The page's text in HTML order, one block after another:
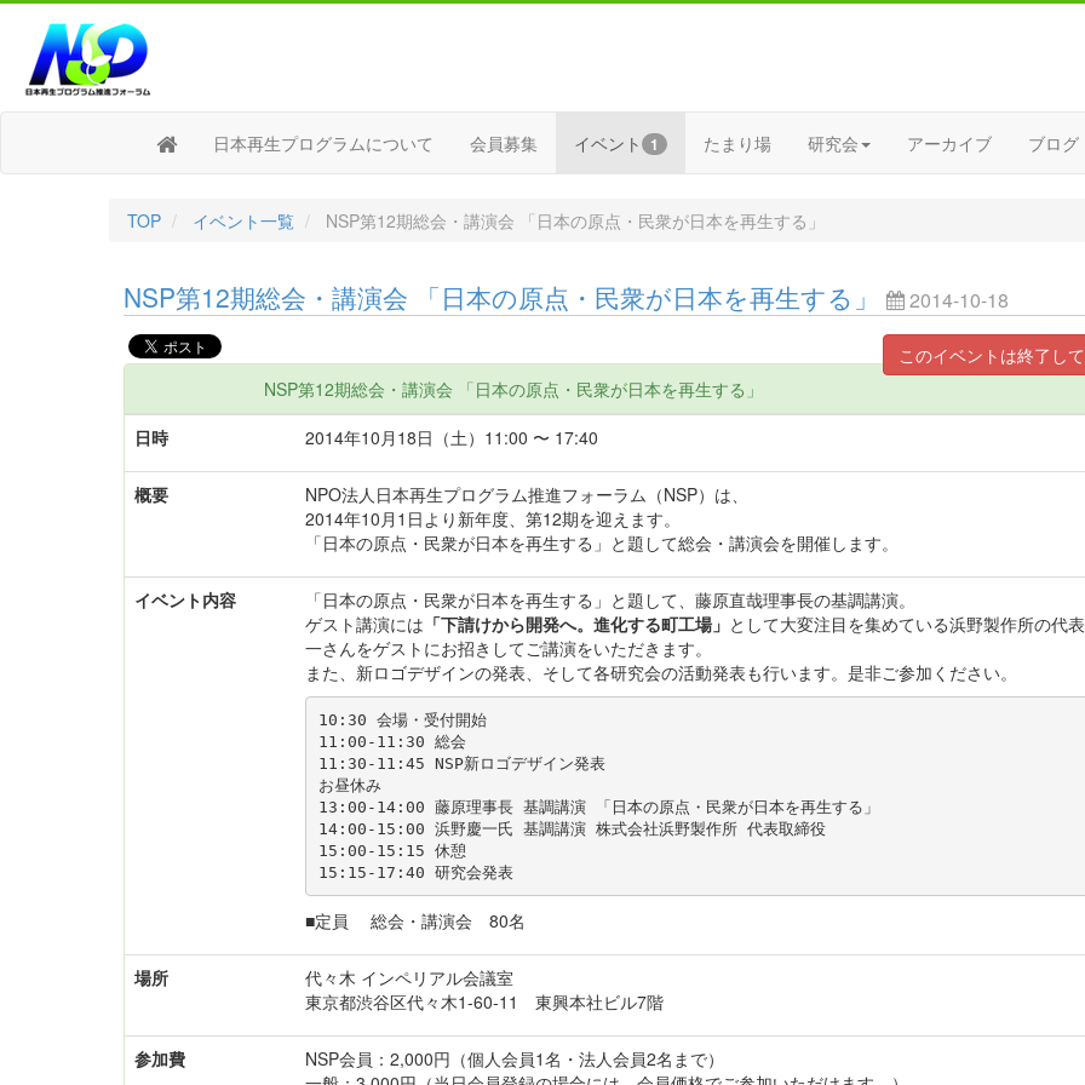
日本再生プログラムについて 会員募集 イベント 1 たまり場 研究会 アーカイブ ブログ
TOP イベント一覧 NSP第12期総会・講演会 「日本の原点・民衆が日本を再生する」
NSP第12期総会・講演会 「日本の原点・民衆が日本を再生する」 2014-10-18
このイベントは終了し
NSP第12期総会・講演会 「日本の原点・民衆が日本を再生する」
日時
2014年10月18日（土）11:00 〜 17:40
概要
NPO法人日本再生プログラム推進フォーラム（NSP）は、
2014年10月1日より新年度、第12期を迎えます。
「日本の原点・民衆が日本を再生する」と題して総会・講演会を開催します。
イベント内容
「日本の原点・民衆が日本を再生する」と題して、藤原直哉理事長の基調講演。
ゲスト講演には 「下請けから開発へ。進化する町工場」 として大変注目を集めている浜野製作所の代
一さんをゲストにお招きしてご講演をいただきます。
また、新ロゴデザインの発表、そして各研究会の活動発表も行います。是非ご参加ください。
10:30 会場・受付開始
11:00-11:30 総会
11:30-11:45 NSP新ロゴデザイン発表
お昼休み
13:00-14:00 藤原理事長 基調講演 「日本の原点・民衆が日本を再生する」
14:00-15:00 浜野慶一氏 基調講演 株式会社浜野製作所 代表取締役
15:00-15:15 休憩
15:15-17:40 研究会発表
■定員 総会・講演会 80名
場所
代々木 インペリアル会議室
東京都渋谷区代々木1-60-11 東興本社ビル7階
参加費
NSP会員：2,000円（個人会員1名・法人会員2名まで）